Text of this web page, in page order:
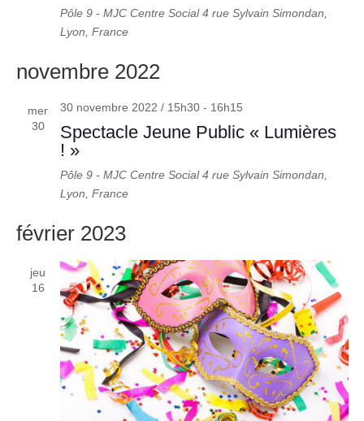
Pôle 9 - MJC Centre Social4 rue Sylvain Simondan,
Lyon, France
novembre 2022
mer
30
30 novembre 2022 / 15h30- 16h15
Spectacle Jeune Public « Lumières
! »
Pôle 9 - MJC Centre Social4 rue Sylvain Simondan,
Lyon, France
février 2023
jeu
16